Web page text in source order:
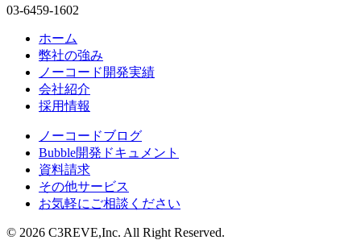
03-6459-1602
ホーム
弊社の強み
ノーコード開発実績
会社紹介
採用情報
ノーコードブログ
Bubble開発ドキュメント
資料請求
その他サービス
お気軽にご相談ください
© 2026 C3REVE,Inc. All Right Reserved.